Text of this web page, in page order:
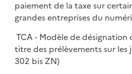
paiement de la taxe sur
grandes entreprises du
TCA - Modèle de
titre des prélèvements sur les
302 bis ZN)